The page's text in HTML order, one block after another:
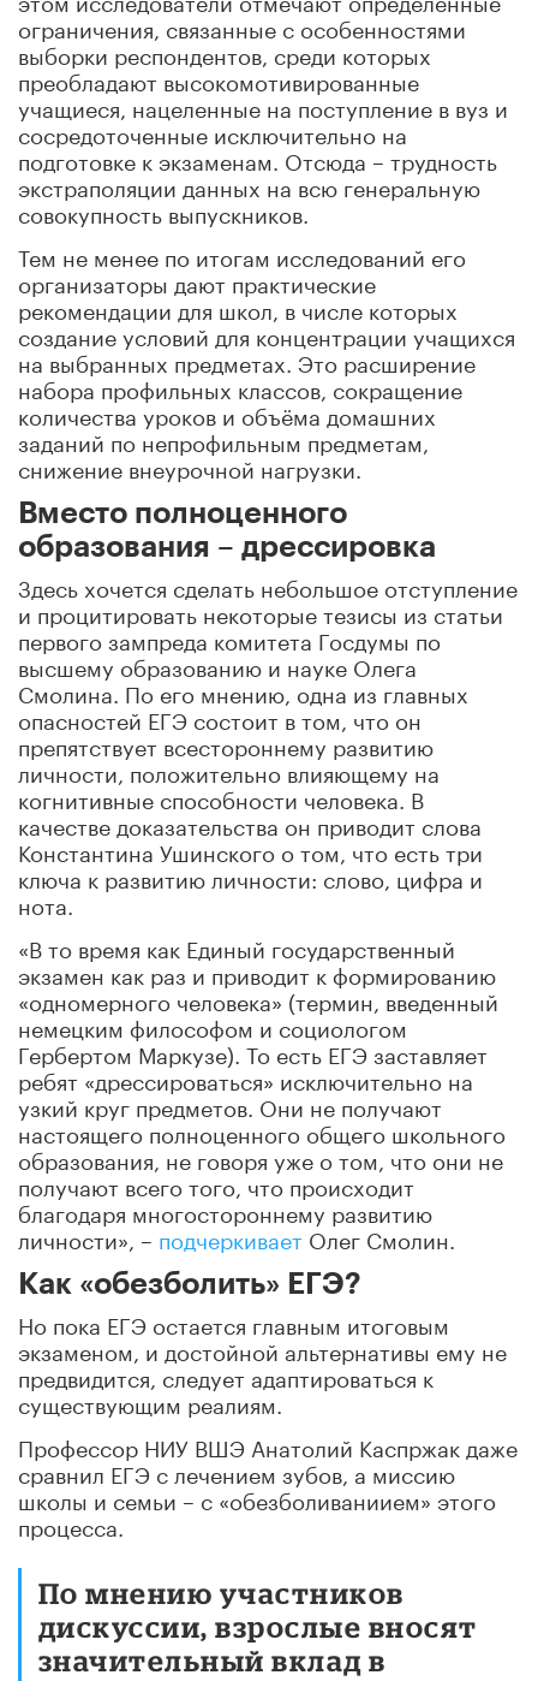
ограничения, связанные с особенностями
выборки респондентов, среди которых
преобладают высокомотивированные
учащиеся, нацеленные на поступление в вуз и
сосредоточенные исключительно на
подготовке к экзаменам. Отсюда – трудность
экстраполяции данных на всю генеральную
совокупность выпускников.
Тем не менее по итогам исследований его
организаторы дают практические
рекомендации для школ, в числе которых
создание условий для концентрации учащихся
на выбранных предметах. Это расширение
набора профильных классов, сокращение
количества уроков и объёма домашних
заданий по непрофильным предметам,
снижение внеурочной нагрузки.
Вместо полноценного
образования – дрессировка
Здесь хочется сделать небольшое отступление
и процитировать некоторые тезисы из статьи
первого зампреда комитета Госдумы по
высшему образованию и науке Олега
Смолина. По его мнению, одна из главных
опасностей ЕГЭ состоит в том, что он
препятствует всестороннему развитию
личности, положительно влияющему на
когнитивные способности человека. В
качестве доказательства он приводит слова
Константина Ушинского о том, что есть три
ключа к развитию личности: слово, цифра и
нота.
«В то время как Единый государственный
экзамен как раз и приводит к формированию
«одномерного человека» (термин, введенный
немецким философом и социологом
Гербертом Маркузе). То есть ЕГЭ заставляет
ребят «дрессироваться» исключительно на
узкий круг предметов. Они не получают
настоящего полноценного общего школьного
образования, не говоря уже о том, что они не
получают всего того, что происходит
благодаря многостороннему развитию
личности», – подчеркивает Олег Смолин.
Как «обезболить» ЕГЭ?
Но пока ЕГЭ остается главным итоговым
экзаменом, и достойной альтернативы ему не
предвидится, следует адаптироваться к
существующим реалиям.
Профессор НИУ ВШЭ Анатолий Каспржак даже
сравнил ЕГЭ с лечением зубов, а миссию
школы и семьи – с «обезболиваниием» этого
процесса.
По мнению участников
дискуссии, взрослые вносят
значительный вклад в